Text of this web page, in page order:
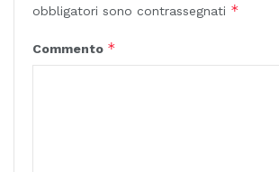
obbligatori sono contrassegnati *
Commento *